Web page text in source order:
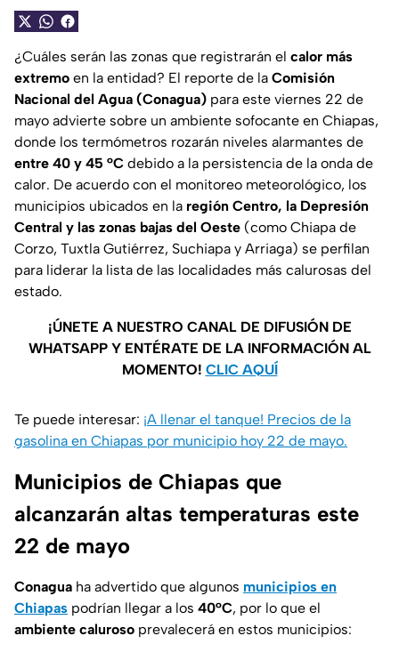
¿Cuáles serán las zonas que registrarán el calor más
extremo en la entidad? El reporte de la Comisión
Nacional del Agua (Conagua) para este viernes 22 de
mayo advierte sobre un ambiente sofocante en Chiapas,
donde los termómetros rozarán niveles alarmantes de
entre 40 y 45 °C debido a la persistencia de la onda de
calor. De acuerdo con el monitoreo meteorológico, los
municipios ubicados en la región Centro, la Depresión
Central y las zonas bajas del Oeste (como Chiapa de
Corzo, Tuxtla Gutiérrez, Suchiapa y Arriaga) se perfilan
para liderar la lista de las localidades más calurosas del
estado.
¡ÚNETE A NUESTRO CANAL DE DIFUSIÓN DE
WHATSAPP Y ENTÉRATE DE LA INFORMACIÓN AL
MOMENTO! CLIC AQUÍ
Te puede interesar: ¡A llenar el tanque! Precios de la
gasolina en Chiapas por municipio hoy 22 de mayo.
Municipios de Chiapas que
alcanzarán altas temperaturas este
22 de mayo
Conagua ha advertido que algunos municipios en
Chiapas podrían llegar a los 40°C, por lo que el
ambiente caluroso prevalecerá en estos municipios: